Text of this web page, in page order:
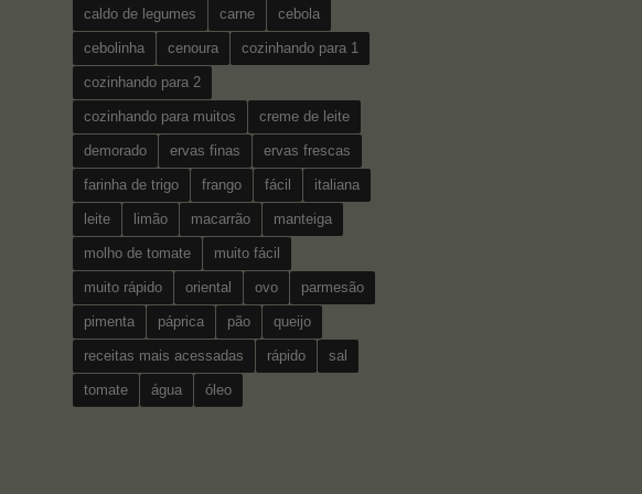
caldo de legumes carne cebola
cebolinha cenoura cozinhando para 1
cozinhando para 2
cozinhando para muitos creme de leite
demorado ervas finas ervas frescas
farinha de trigo frango fácil italiana
leite limão macarrão manteiga
molho de tomate muito fácil
muito rápido oriental ovo parmesão
pimenta páprica pão queijo
receitas mais acessadas rápido sal
tomate água óleo